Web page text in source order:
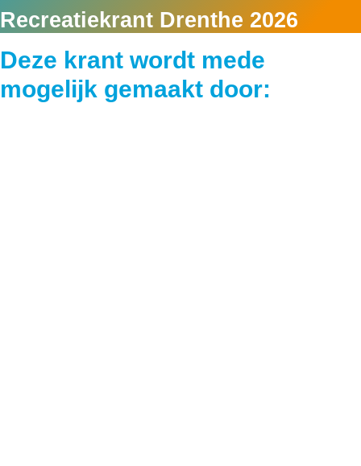
Recreatiekrant Drenthe 2026
Deze krant wordt mede
mogelijk gemaakt door: